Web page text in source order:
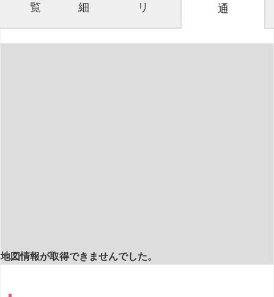
覧
細
リ
通
地図情報が取得できませんでした。